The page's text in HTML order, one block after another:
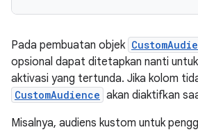
Pada pembuatan objek
opsional dapat ditetapkan nanti
aktivasi yang tertunda. Jika kolom
CustomAudience akan diaktifkan
Misalnya, audiens kustom untuk